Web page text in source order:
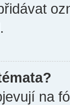
na